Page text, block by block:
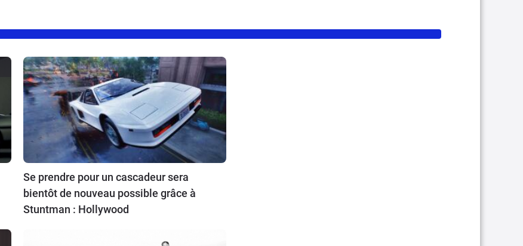
Se prendre pour un cascadeur sera
bientôt de nouveau possible grâce à
Stuntman : Hollywood